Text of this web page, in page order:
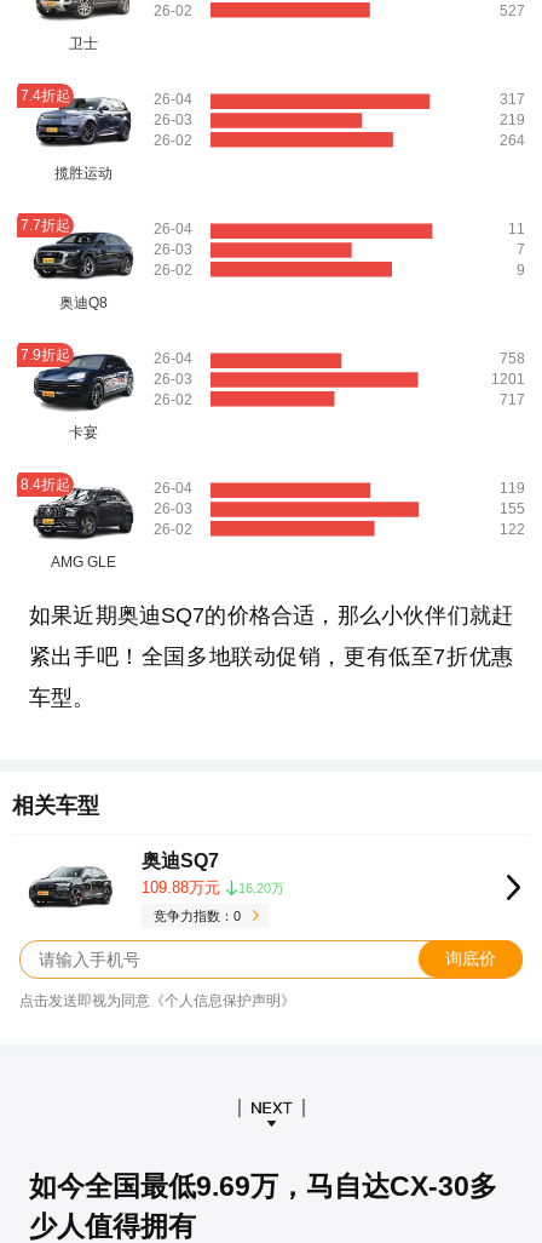
卫士
26-02 527
7.4折起
揽胜运动
26-04
26-03
26-02
317
219
264
7.7折起
奥迪Q8
26-04
26-03
26-02
11
7
9
7.9折起
卡宴
26-04
26-03
26-02
758
1201
717
8.4折起
AMG GLE
26-04
26-03
26-02
119
155
122
如果近期奥迪SQ7的价格合适，那么小伙伴们就赶
紧出手吧！全国多地联动促销，更有低至7折优惠
车型。
相关车型
奥迪SQ7
109.88万元
16.20万
竞争力指数：0
询底价
点击发送即视为同意《个人信息保护声明》
如今全国最低9.69万，马自达CX-30多
少人值得拥有